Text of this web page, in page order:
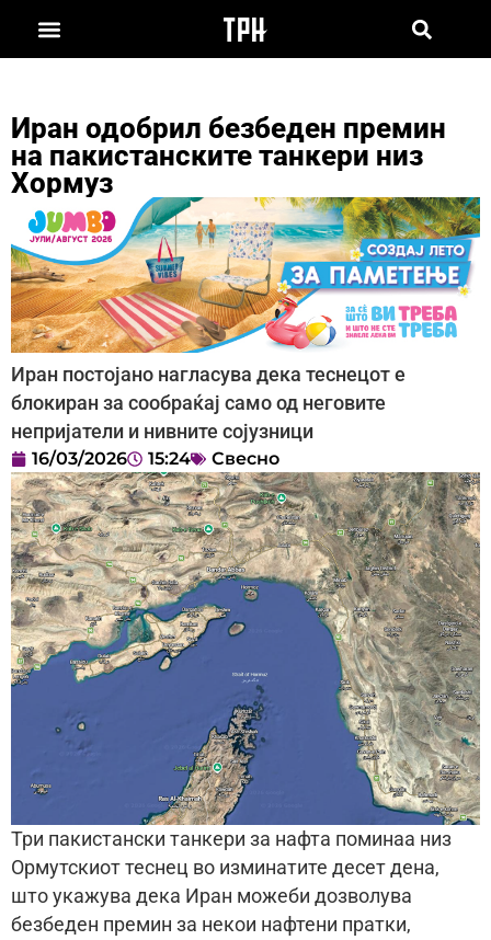
Иран одобрил безбеден премин
на пакистанските танкери низ
Хормуз
Иран постојано нагласува дека теснецот е
блокиран за сообраќај само од неговите
непријатели и нивните сојузници
16/03/2026 15:24 Свесно
Три пакистански танкери за нафта поминаа низ
Ормутскиот теснец во изминатите десет дена,
што укажува дека Иран можеби дозволува
безбеден премин за некои нафтени пратки,